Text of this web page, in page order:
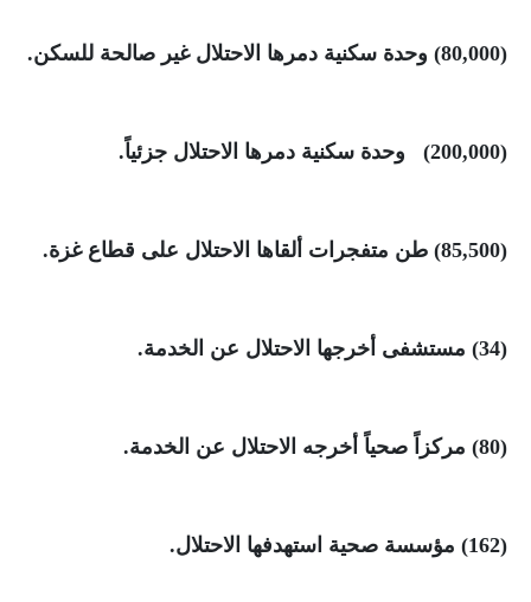
(80,000) وحدة سكنية دمرها الاحتلال غير صالحة للسكن.
(200,000) وحدة سكنية دمرها الاحتلال جزئياً.
(85,500) طن متفجرات ألقاها الاحتلال على قطاع غزة.
(34) مستشفى أخرجها الاحتلال عن الخدمة.
(80) مركزاً صحياً أخرجه الاحتلال عن الخدمة.
(162) مؤسسة صحية استهدفها الاحتلال.